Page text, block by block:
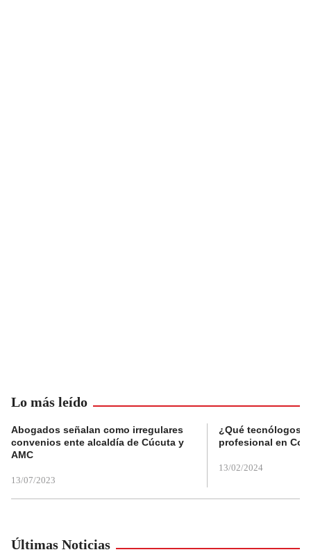
Lo más leído
Abogados señalan como irregulares
convenios ente alcaldía de Cúcuta y
AMC
13/07/2023
¿Qué tecnólogos
profesional en
13/02/2024
Últimas Noticias